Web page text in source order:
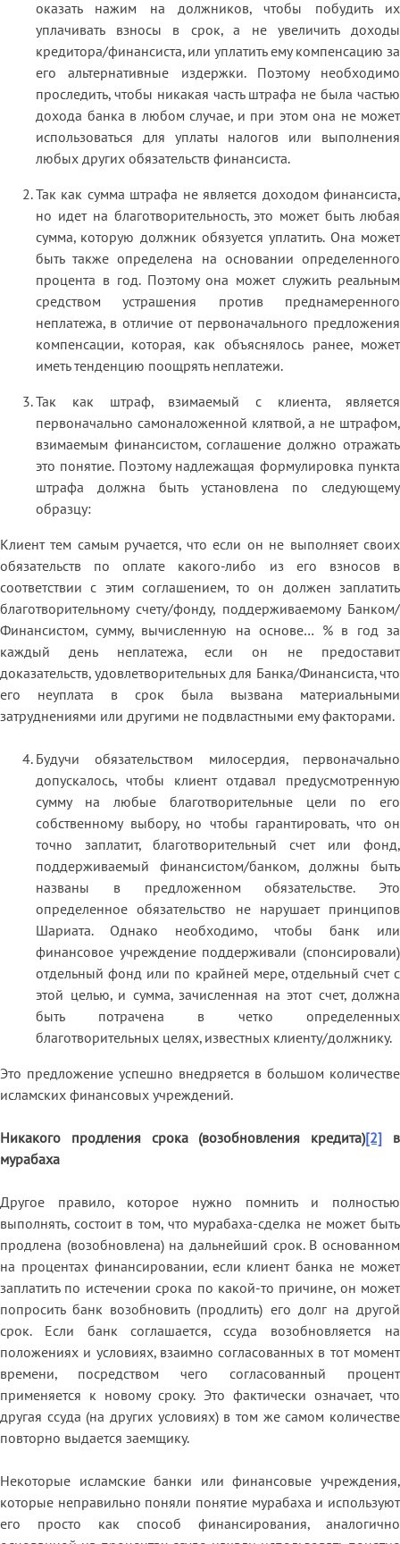
оказать нажим на должников, чтобы побудить их
уплачивать взносы в срок, а не увеличить доходы
кредитора/финансиста, или уплатить ему компенсацию за
его альтернативные издержки. Поэтому необходимо
проследить, чтобы никакая часть штрафа не была частью
дохода банка в любом случае, и при этом она не может
использоваться для уплаты налогов или выполнения
любых других обязательств финансиста.
Так как сумма штрафа не является доходом финансиста,
но идет на благотворительность, это может быть любая
сумма, которую должник обязуется уплатить. Она может
быть также определена на основании определенного
процента в год. Поэтому она может служить реальным
средством устрашения против преднамеренного
неплатежа, в отличие от первоначального предложения
компенсации, которая, как объяснялось ранее, может
иметь тенденцию поощрять неплатежи.
Так как штраф, взимаемый с клиента, является
первоначально самоналоженной клятвой, а не штрафом,
взимаемым финансистом, соглашение должно отражать
это понятие. Поэтому надлежащая формулировка пункта
штрафа должна быть установлена по следующему
образцу:
Клиент тем самым ручается, что если он не выполняет своих
обязательств по оплате какого-либо из его взносов в
соответствии с этим соглашением, то он должен заплатить
благотворительному счету/фонду, поддерживаемому Банком/
Финансистом, сумму, вычисленную на основе… % в год за
каждый день неплатежа, если он не предоставит
доказательств, удовлетворительных для Банка/Финансиста, что
его неуплата в срок была вызвана материальными
затруднениями или другими не подвластными ему факторами.
Будучи обязательством милосердия, первоначально
допускалось, чтобы клиент отдавал предусмотренную
сумму на любые благотворительные цели по его
собственному выбору, но чтобы гарантировать, что он
точно заплатит, благотворительный счет или фонд,
поддерживаемый финансистом/банком, должны быть
названы в предложенном обязательстве. Это
определенное обязательство не нарушает принципов
Шариата. Однако необходимо, чтобы банк или
финансовое учреждение поддерживали (спонсировали)
отдельный фонд или по крайней мере, отдельный счет с
этой целью, и сумма, зачисленная на этот счет, должна
быть потрачена в четко определенных
благотворительных целях, известных клиенту/должнику.
Это предложение успешно внедряется в большом количестве
исламских финансовых учреждений.
Никакого продления срока (возобновления кредита)[2]
в
мурабаха
Другое правило, которое нужно помнить и полностью
выполнять, состоит в том, что мурабаха-сделка не может быть
продлена (возобновлена) на дальнейший срок. В основанном
на процентах финансировании, если клиент банка не может
заплатить по истечении срока по какой-то причине, он может
попросить банк возобновить (продлить) его долг на другой
срок. Если банк соглашается, ссуда возобновляется на
положениях и условиях, взаимно согласованных в тот момент
времени, посредством чего согласованный процент
применяется к новому сроку. Это фактически означает, что
другая ссуда (на других условиях) в том же самом количестве
повторно выдается заемщику.
Некоторые исламские банки или финансовые учреждения,
которые неправильно поняли понятие мурабаха и используют
его просто как способ финансирования, аналогично